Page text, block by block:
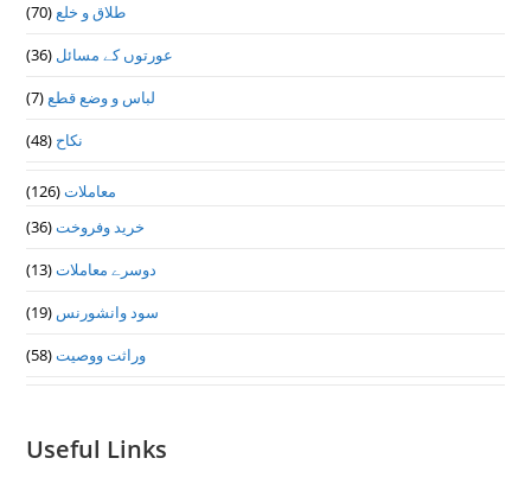
طلاق و خلع(70)
عورتوں کے مسائل (36)
لباس و وضع قطع(7)
نکاح (48)
معاملات(126)
خرید وفروخت(36)
دوسرے معاملات(13)
سود وانشورنس (19)
وراثت ووصيت(58)
Useful Links